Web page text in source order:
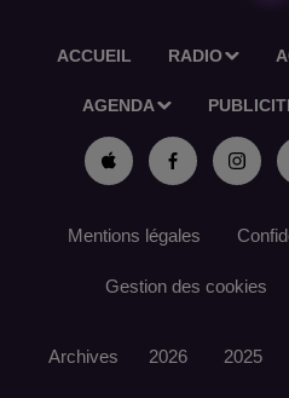
ACCUEIL RADIO
AGENDA
Mentions légales
Gestion des cookies
Archives 2026 2025